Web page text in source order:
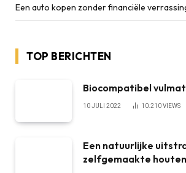
Een auto kopen zonder financiële
TOP BERICHTEN
Biocompatibel
10 JULI 2022 10.210VIEWS
Een natuurlijke
zelfgemaakte